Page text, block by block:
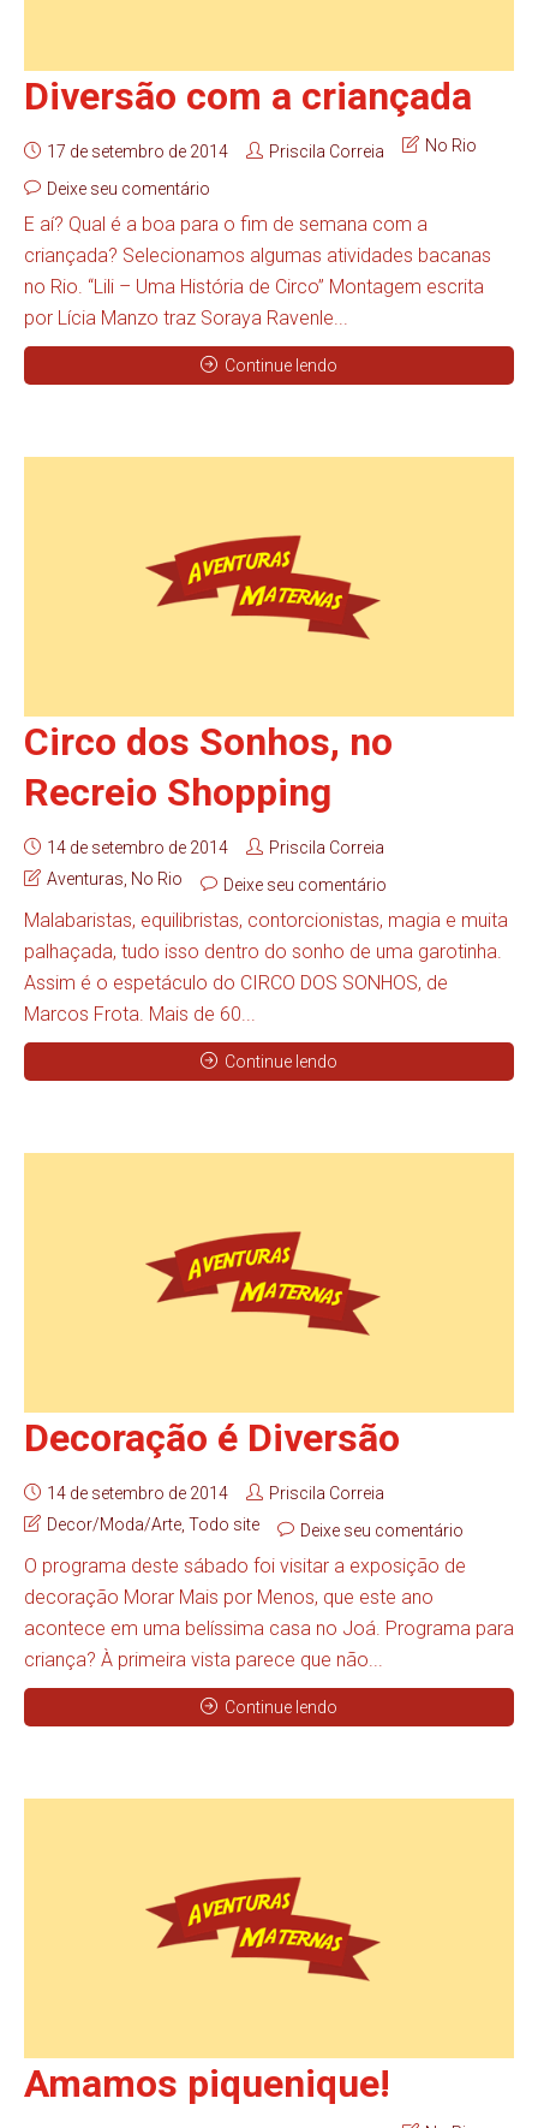
Diversão com a criançada
17 de setembro de 2014 Priscila Correia No Rio
Deixe seu comentário
E aí? Qual é a boa para o fim de semana com a
criançada? Selecionamos algumas atividades bacanas
no Rio. “Lili – Uma História de Circo” Montagem escrita
por Lícia Manzo traz Soraya Ravenle...
Continue lendo
Circo dos Sonhos, no
Recreio Shopping
14 de setembro de 2014
Priscila Correia
Aventuras No Rio Deixe seu comentário
Malabaristas, equilibristas, contorcionistas, magia e muita
palhaçada, tudo isso dentro do sonho de uma garotinha.
Assim é o espetáculo do CIRCO DOS SONHOS, de
Marcos Frota. Mais de 60...
Continue lendo
Decoração é Diversão
14 de setembro de 2014
Priscila Correia
Decor/Moda/Arte Todo site Deixe seu comentário
O programa deste sábado foi visitar a exposição de
decoração Morar Mais por Menos, que este ano
acontece em uma belíssima casa no Joá. Programa para
criança? À primeira vista parece que não...
Continue lendo
Amamos piquenique!